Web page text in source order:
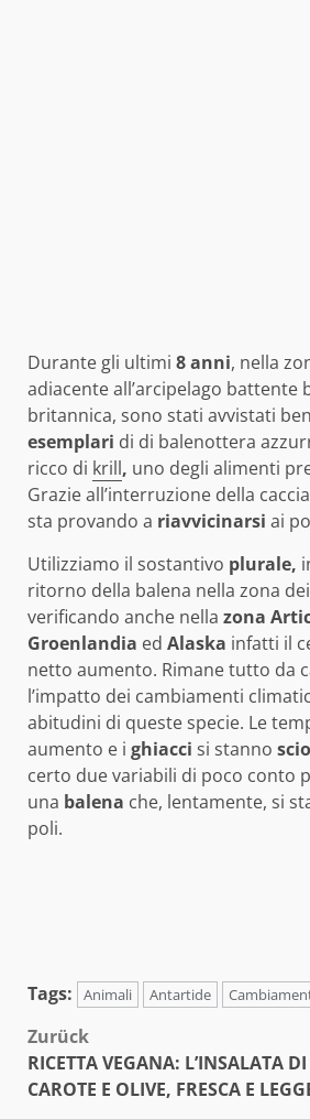
Durante gli ultimi 8 anni, nella
adiacente all’arcipelago battente
britannica, sono stati avvistati ben
esemplari di di balenottera
ricco di krill, uno degli alimenti
Grazie all’interruzione della
sta provando a riavvicinarsi ai
Utilizziamo il sostantivo plurale,
ritorno della balena nella zona
verificando anche nella zona
Groenlandia ed Alaska infatti il
netto aumento. Rimane tutto da
l’impatto dei cambiamenti
abitudini di queste specie. Le
aumento e i ghiacci si stanno
certo due variabili di poco conto
una balena che, lentamente, si
poli.
Tags: Animali Antartide
Beitragsnavigation
Zurück
RICETTA VEGANA: L’INSALATA
CAROTE E OLIVE, FRESCA E